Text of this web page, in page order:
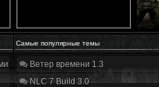
Самые популярные темы
геймплей и сюжет | Разбор трейлера
Ветер времени 1.3
NLC 7 Build 3.0